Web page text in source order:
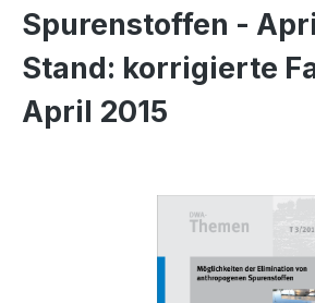
Spurenstoffen -
Stand: korrigierte
April 2015